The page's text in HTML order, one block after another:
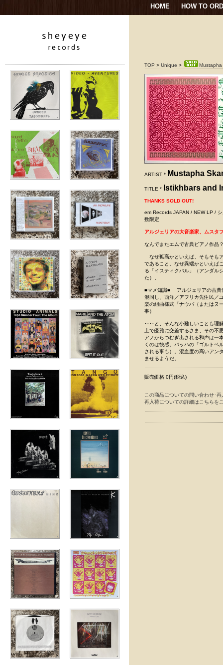
HOME HOW TO
TOP > Unique >
ARTIST * Mustapha
TITLE * Istikhbars and
THANKS SOLD OUT!
em Records JAPAN / NEW LP /
数限定
アルジェリアの大音楽家、ムスタ
なんでまたエムで古典ピアノ作品
なぜ孤高かといえば、そもそも
であること。なぜ異端かといえば
る「イスティクバル」（アンダル
た）。
■マメ知識■ アルジェリアの古典
混同し、西洋／アフリカ先住民／
楽の組曲様式「ナウバ（またはヌ
事）
‥‥と、そんな小難しいことも理
上で優雅に交差するさま、その
アノからつむぎ出される和声は一
くのは快感。バッハの「ゴルトベ
される事も）。混血度の高いアン
ませるようだ。
販売価格 0円(税込)
この商品についての問い合わせ･
再入荷についての詳細はこちらを